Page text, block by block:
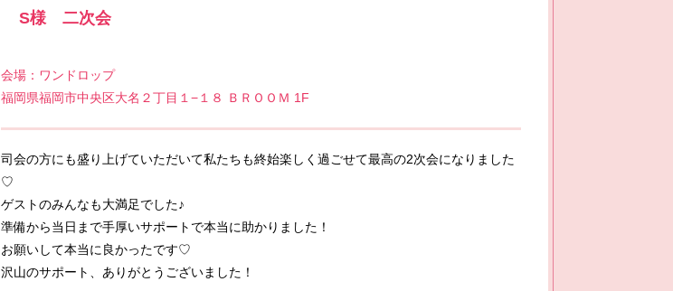
S様 二次会
会場：ワンドロップ
福岡県福岡市中央区大名２丁目１−１８ ＢＲＯＯＭ 1F
司会の方にも盛り上げていただいて私たちも終始楽しく過ごせて最高の2次会になりました
♡
ゲストのみんなも大満足でした♪
準備から当日まで手厚いサポートで本当に助かりました！
お願いして本当に良かったです♡
沢山のサポート、ありがとうございました！